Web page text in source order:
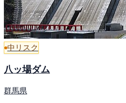
中リスク
八ッ場ダム
群馬県